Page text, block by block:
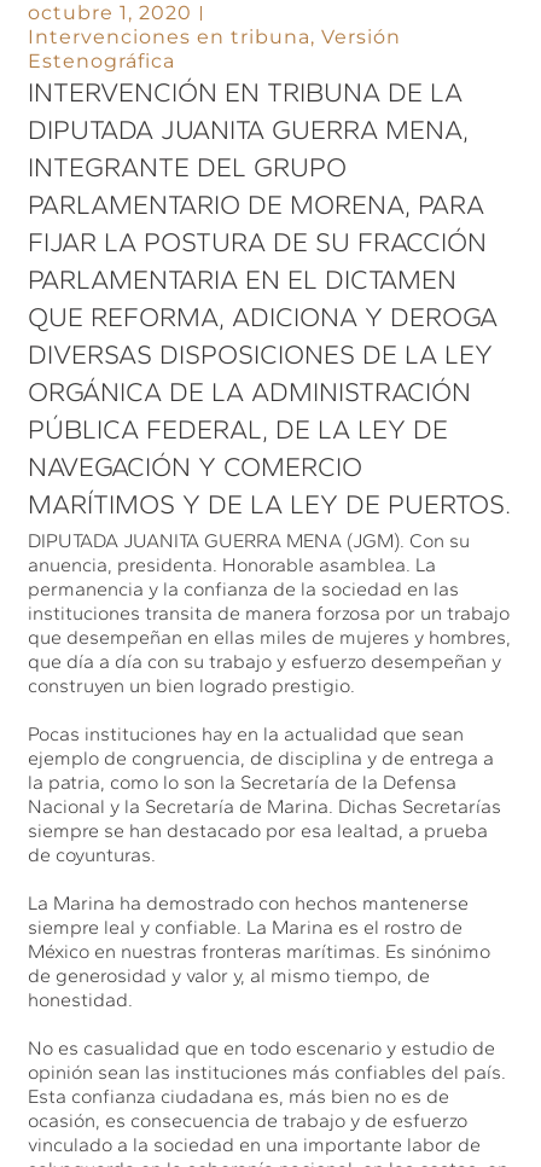
octubre 1, 2020
Intervenciones en tribuna,Versión
Estenográfica
INTERVENCIÓN EN TRIBUNA DE LA
DIPUTADA JUANITA GUERRA MENA,
INTEGRANTE DEL GRUPO
PARLAMENTARIO DE MORENA, PARA
FIJAR LA POSTURA DE SU FRACCIÓN
PARLAMENTARIA EN EL DICTAMEN
QUE REFORMA, ADICIONA Y DEROGA
DIVERSAS DISPOSICIONES DE LA LEY
ORGÁNICA DE LA ADMINISTRACIÓN
PÚBLICA FEDERAL, DE LA LEY DE
NAVEGACIÓN Y COMERCIO
MARÍTIMOS Y DE LA LEY DE PUERTOS.
DIPUTADA JUANITA GUERRA MENA (JGM). Con su
anuencia, presidenta. Honorable asamblea. La
permanencia y la confianza de la sociedad en las
instituciones transita de manera forzosa por un trabajo
que desempeñan en ellas miles de mujeres y hombres,
que día a día con su trabajo y esfuerzo desempeñan y
construyen un bien logrado prestigio.
Pocas instituciones hay en la actualidad que sean
ejemplo de congruencia, de disciplina y de entrega a
la patria, como lo son la Secretaría de la Defensa
Nacional y la Secretaría de Marina. Dichas Secretarías
siempre se han destacado por esa lealtad, a prueba
de coyunturas.
La Marina ha demostrado con hechos mantenerse
siempre leal y confiable. La Marina es el rostro de
México en nuestras fronteras marítimas. Es sinónimo
de generosidad y valor y, al mismo tiempo, de
honestidad.
No es casualidad que en todo escenario y estudio de
opinión sean las instituciones más confiables del país.
Esta confianza ciudadana es, más bien no es de
ocasión, es consecuencia de trabajo y de esfuerzo
vinculado a la sociedad en una importante labor de